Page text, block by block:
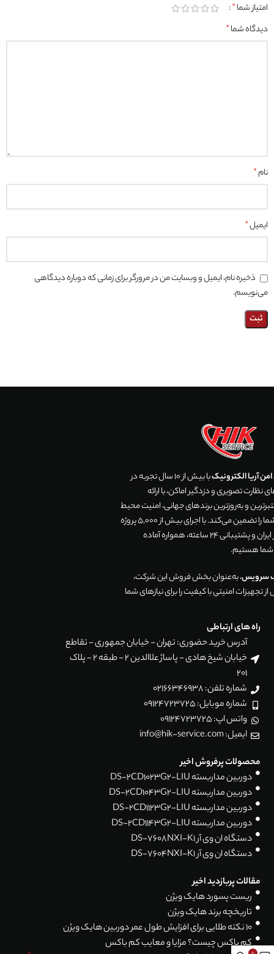
امتیاز شما*
دیدگاه شما*
نام*
ایمیل*
ذخیره نام، ایمیل و وبسایت من در مرورگر برای زمانی که دوباره دیدگاهی
می‌نویسم.
آریا الکترونیک
با بیش از 10 سال تجربه در
تصویری و دزدگیر اماکن، با ارائه
و به‌روزترین برندهای جهانی، امنیت محیط
زندگی و تجارت شما را تضمین می‌کند. با اجرای بیش از 5,000 پروژه
موفق در سراسر ایران و پشتیبانی 24 ساعته، همواره آماده
شما هستیم.
سرویس، به‌عنوان بخش فروش این شرکت،
تجهیزات امنیتی با کیفیت را برای نیازهای شما
راه های ارتباطی
آدرس خرید حضوری: تهران - خیابان جمهوری - تقاطع
خیابان شیخ هادی - پاساژ علاالدین 2 - طبقه 2 - پلاک
201
شماره تلفن: 02166346938
شماره موبایل: 09124723725
واتس اپ: 09124723725
ایمیل: info@hik-service.com
محصولات پرفروش اخیر
دوربین مداربسته DS-2CD1023G2-LIU
دوربین مداربسته DS-2CD1043G2-LIU
دوربین مداربسته DS-2CD1123G2-LIU
دوربین مداربسته DS-2CD1143G2-LIU
دستگاه ان وی آر DS-7608NXI-K1
دستگاه ان وی آر DS-7604NXI-K1
مقالات پربازدید اخیر
ریست پسورد هایک ویژن
تاریخچه برند هایک ویژن
۱۰ نکته طلایی برای افزایش طول عمر دوربین هایک ویژن
کم باکس چیست؟ مزایا و معایب کم باکس